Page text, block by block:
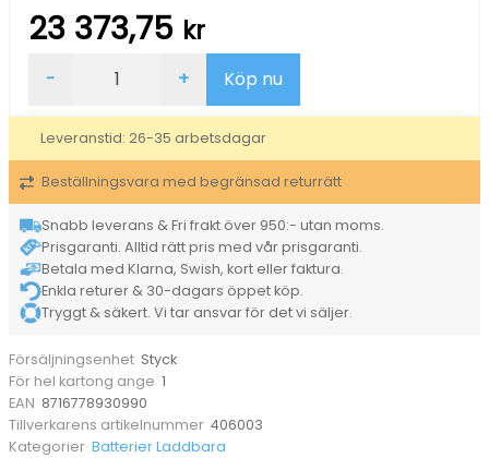
23 373,75 kr
Aqiila
S1500
1568Wh
/
1500W
mängd
- + Köp nu
Leveranstid: 26-35 arbetsdagar
Beställningsvara med begränsad returrätt
Snabb leverans & Fri frakt över 950:- utan moms.
Prisgaranti. Alltid rätt pris med vår prisgaranti.
Betala med Klarna, Swish, kort eller faktura.
Enkla returer & 30-dagars öppet köp.
Tryggt & säkert. Vi tar ansvar för det vi säljer.
Försäljningsenhet Styck
För hel kartong ange 1
EAN 8716778930990
Tillverkarens artikelnummer 406003
Kategorier Batterier Laddbara